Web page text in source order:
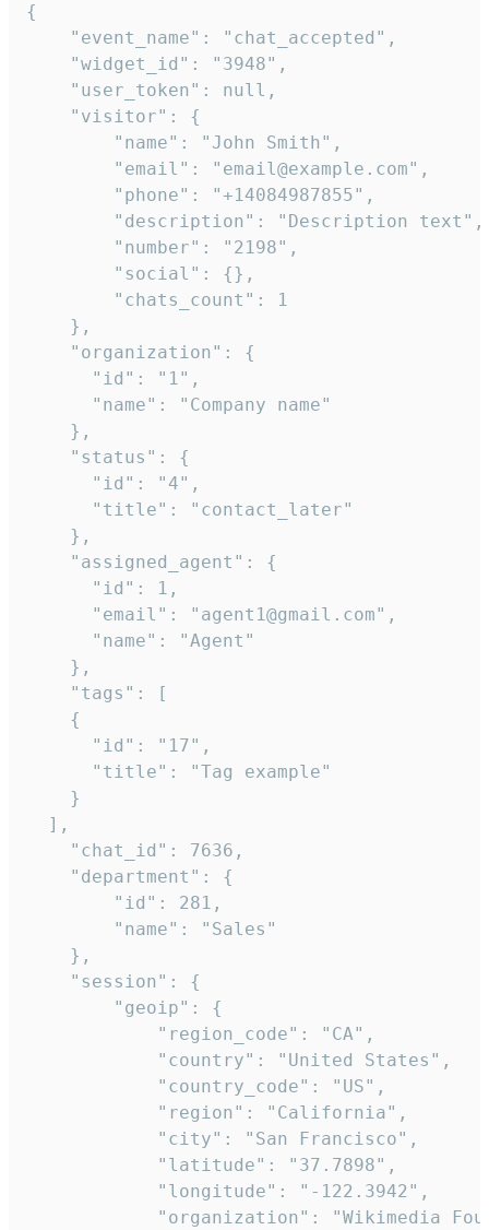
{
    "event_name": "chat_accepted",
    "widget_id": "3948",
    "user_token": null,
    "visitor": {
        "name": "John Smith",
        "email": "email@example.com",
        "phone": "+14084987855",
        "description": "Description text",
        "number": "2198",
        "social": {},
        "chats_count": 1
    },
    "organization": {
      "id": "1",
      "name": "Company name"
    },
    "status": {
      "id": "4",
      "title": "contact_later"
    },
    "assigned_agent": {
      "id": 1,
      "email": "agent1@gmail.com",
      "name": "Agent"
    },
    "tags": [
    {
      "id": "17",
      "title": "Tag example"
    }
  ],
    "chat_id": 7636,
    "department": {
        "id": 281,
        "name": "Sales"
    },
    "session": {
        "geoip": {
            "region_code": "CA",
            "country": "United States",
            "country_code": "US",
            "region": "California",
            "city": "San Francisco",
            "latitude": "37.7898",
            "longitude": "-122.3942",
"organization": "Wikimedia